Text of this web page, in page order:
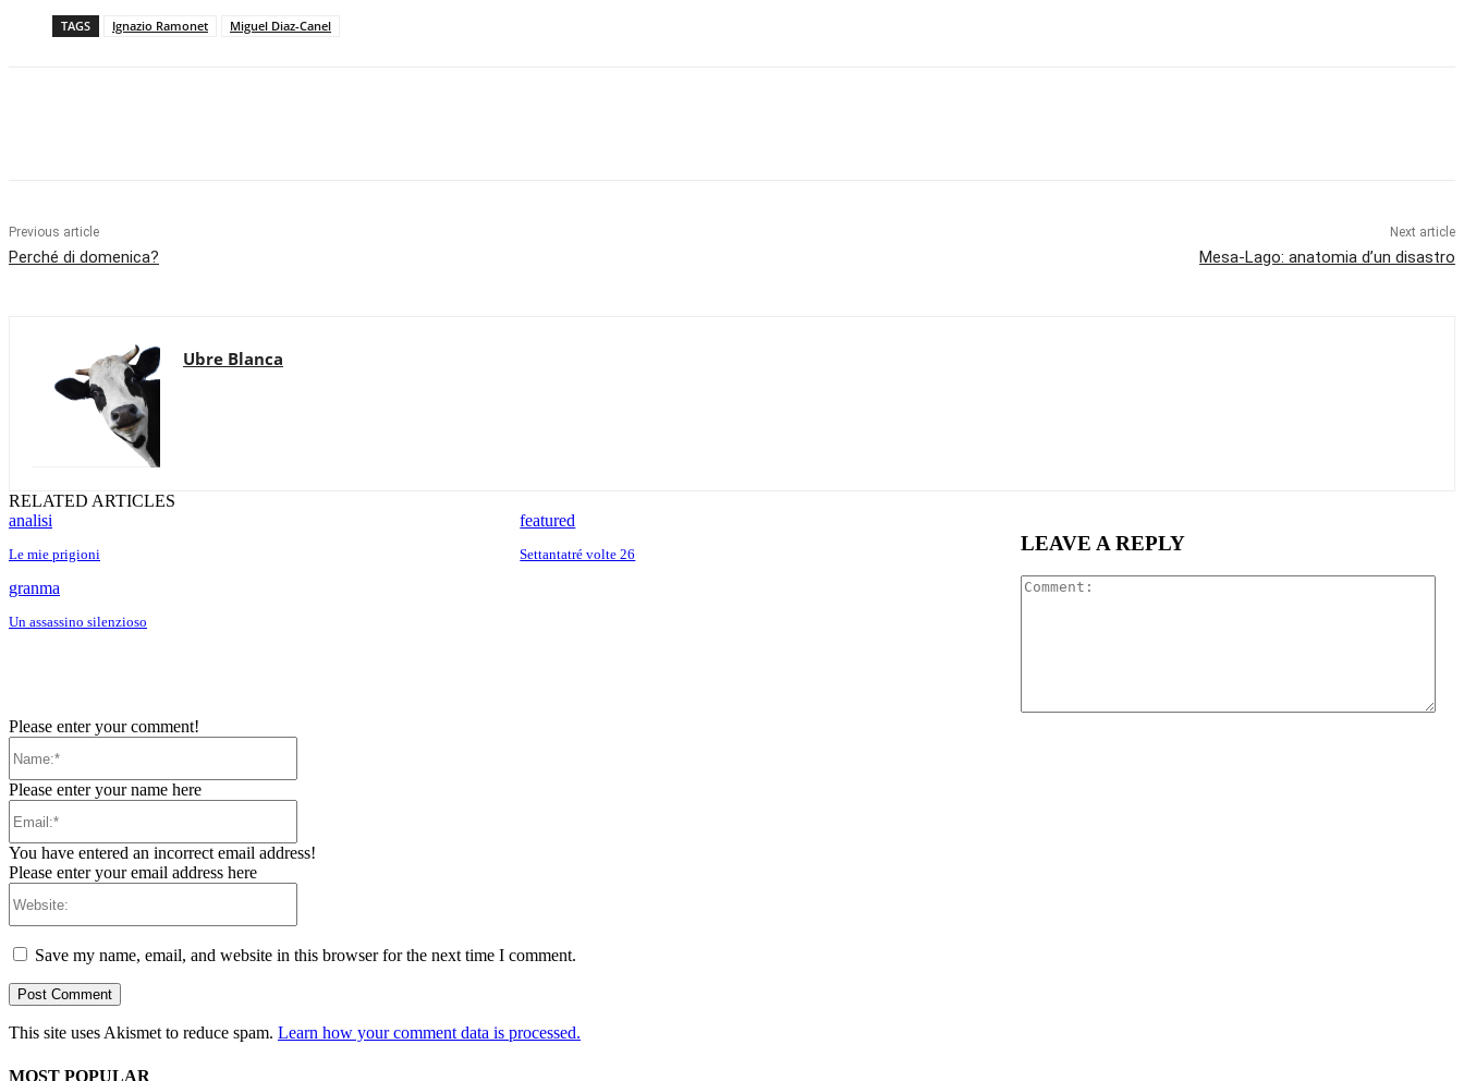
TAGS Ignazio Ramonet Miguel Diaz-Canel
Previous article
Perché di domenica?
Next article
Mesa-Lago: anatomia d’un disastro
Ubre Blanca
RELATED ARTICLES
analisi
Le mie prigioni
featured
Settantatré volte 26
granma
Un assassino silenzioso
LEAVE A REPLY
Please enter your comment!
Please enter your name here
You have entered an incorrect email address!
Please enter your email address here
Save my name, email, and website in this browser for the next time I comment.
This site uses Akismet to reduce spam. Learn how your comment data is processed.
MOST POPULAR